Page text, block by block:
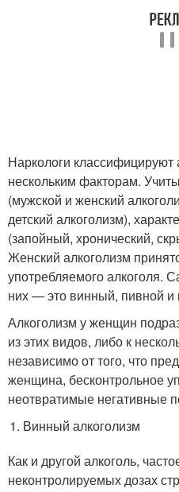
Наркологи классифицируют
нескольким факторам.
(мужской и женский
детский алкоголизм),
(запойный, хронический,
Женский алкоголизм
употребляемого алкоголя.
них — это винный, пивной и
Алкоголизм у женщин
из этих видов, либо к
независимо от того, что
женщина, бесконтрольное
неотвратимые негативные
Винный алкоголизм
Как и другой алкоголь,
неконтролируемых дозах